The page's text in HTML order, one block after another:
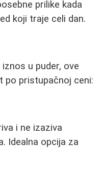
prilike kada
koji traje celi dan.
u puder, ove
po pristupačnoj ceni:
i ne izaziva
Idealna opcija za